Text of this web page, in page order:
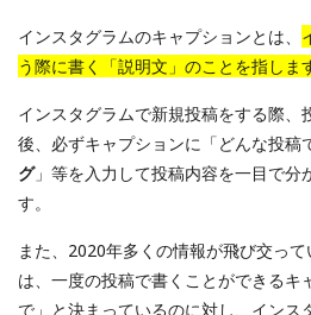
インスタグラムのキャプションとは、
う際に書く「説明文」のことを指しま
インスタグラムで新規投稿をする際、
後、必ずキャプションに「どんな投稿
グ」等を入力して投稿内容を一目で分
す。
また、2020年多くの情報が飛び交っ
は、一度の投稿で書くことができるキ
で」と決まっているのに対し、インス